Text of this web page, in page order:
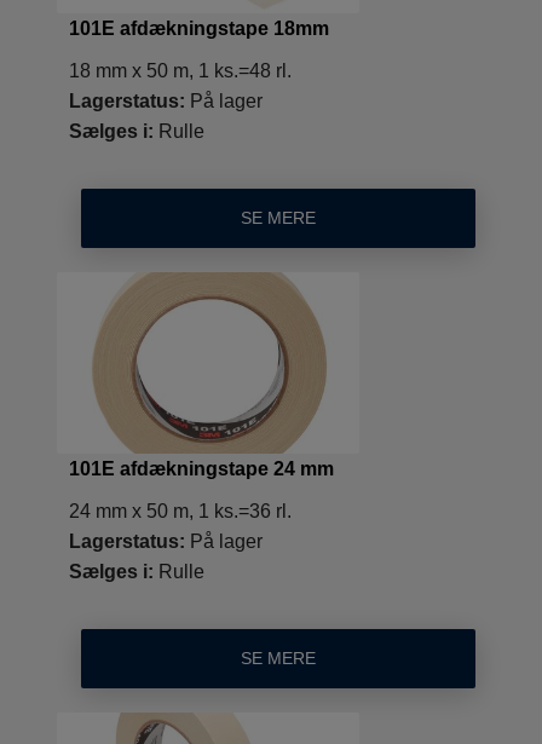
101E afdækningstape 18mm
18 mm x 50 m, 1 ks.=48 rl.
Lagerstatus: På lager
Sælges i: Rulle
SE MERE
101E afdækningstape 24 mm
24 mm x 50 m, 1 ks.=36 rl.
Lagerstatus: På lager
Sælges i: Rulle
SE MERE